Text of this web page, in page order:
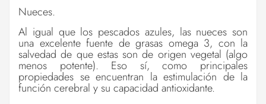
Nueces.
Al igual que los pescados azules, las nueces son
una excelente fuente de grasas omega 3, con la
salvedad de que estas son de origen vegetal (algo
menos potente). Eso sí, como principales
propiedades se encuentran la estimulación de la
función cerebral y su capacidad antioxidante.